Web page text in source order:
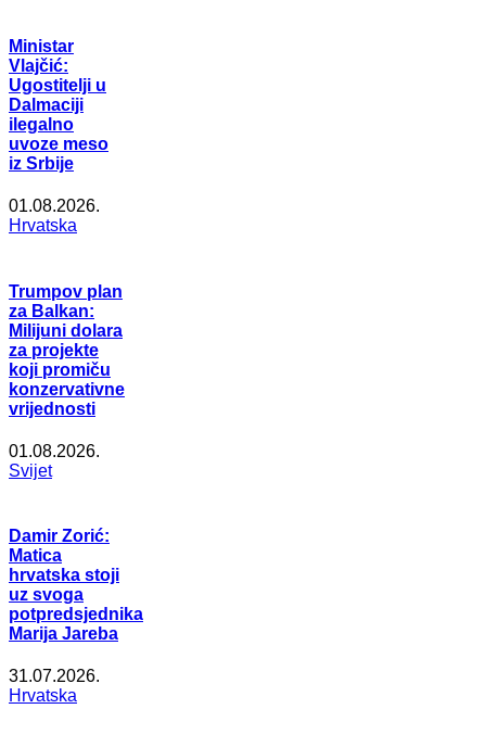
Ministar
Vlajčić:
Ugostitelji u
Dalmaciji
ilegalno
uvoze meso
iz Srbije
01.08.2026.
Hrvatska
Trumpov plan
za Balkan:
Milijuni dolara
za projekte
koji promiču
konzervativne
vrijednosti
01.08.2026.
Svijet
Damir Zorić:
Matica
hrvatska stoji
uz svoga
potpredsjednika
Marija Jareba
31.07.2026.
Hrvatska